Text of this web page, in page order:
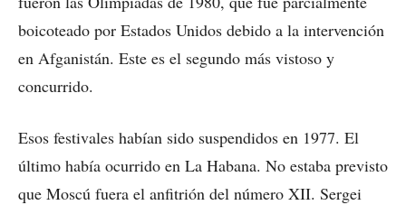
boicoteado por Estados Unidos debido a la intervención
en Afganistán. Este es el segundo más vistoso y
concurrido.
Esos festivales habían sido suspendidos en 1977. El
último había ocurrido en La Habana. No estaba previsto
que Moscú fuera el anfitrión del número XII. Sergei